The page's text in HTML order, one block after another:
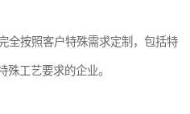
全按照客户特殊需求定制，包括特
工艺要求的企业。